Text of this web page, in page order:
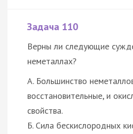
Задача 110
Верны ли следующие
неметаллах?
А. Большинство
восстановительные, и
свойства.
Б. Сила бескислородных